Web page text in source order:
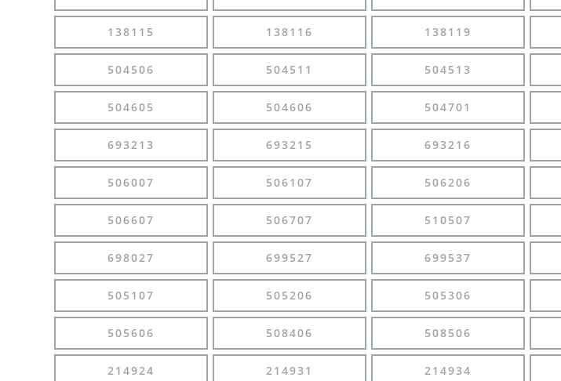
138115 138116 138119
504506 504511 504513
504605 504606 504701
693213 693215 693216
506007 506107 506206
506607 506707 510507
698027 699527 699537
505107 505206 505306
505606 508406 508506
214924 214931 214934